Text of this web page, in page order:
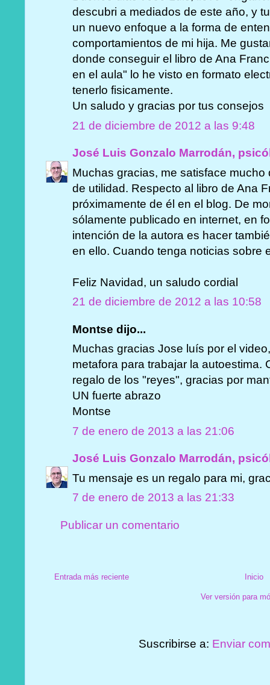
descubri a mediados de este año, y
un nuevo enfoque a la forma de
comportamientos de mi hija. Me
donde conseguir el libro de Ana
en el aula" lo he visto en formato
tenerlo fisicamente.
Un saludo y gracias por tus consejos
21 de diciembre de 2012 a las 9:48
José Luis Gonzalo Marrodán,
Muchas gracias, me satisface
de utilidad. Respecto al libro de Ana
próximamente de él en el blog. De
sólamente publicado en internet, en
intención de la autora es hacer
en ello. Cuando tenga noticias sobre
Feliz Navidad, un saludo cordial
21 de diciembre de 2012 a las 10:58
Montse dijo...
Muchas gracias Jose luís por el
metafora para trabajar la autoestima.
regalo de los "reyes", gracias por
UN fuerte abrazo
Montse
7 de enero de 2013 a las 21:06
José Luis Gonzalo Marrodán,
Tu mensaje es un regalo para mi,
7 de enero de 2013 a las 21:33
Publicar un comentario
Entrada más reciente Inicio
Ver versión para
Suscribirse a: Enviar